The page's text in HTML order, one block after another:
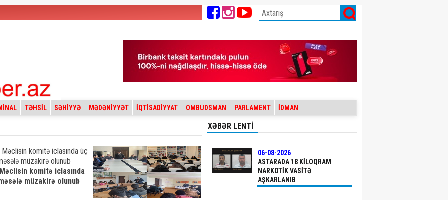
TƏHSİL SƏHİYYƏ MƏDƏNİYYƏT İQTİSADİYYAT OMBUDSMAN PARLAMENT İDMAN
komitə iclasında
müzakirə olunub
XƏBƏR LENTİ
06-08-2026
ASTARADA 18 KILOQRAM
NARKOTIK VASITƏ
AŞKARLANIB